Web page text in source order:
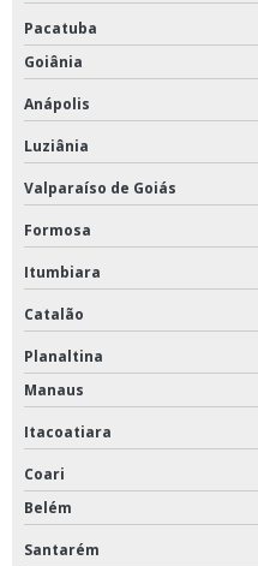
Pacatuba
Goiânia
Anápolis
Luziânia
Valparaíso de Goiás
Formosa
Itumbiara
Catalão
Planaltina
Manaus
Itacoatiara
Coari
Belém
Santarém